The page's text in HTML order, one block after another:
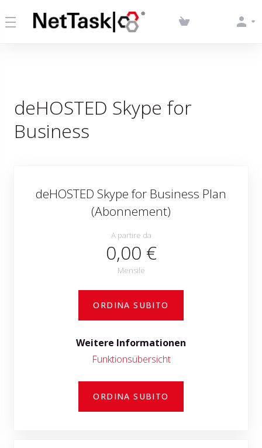
deHOSTED Skype for
Business
deHOSTED Skype for Business Plan
(Abonnement)
A partire da
0,00 €
Mensile
ORDINA SUBITO
Weitere Informationen
Funktionsübersicht
ORDINA SUBITO